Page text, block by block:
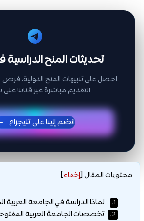
تحديثات المنح
احصل على تنبيهات المنح الدولية، فرص
التقديم مباشرة عبر قناتنا على
انضم إلينا على تليجرام
محتويات المقال[إخفاء]
1. لماذا الدراسة في الجامعة العربية
2. تخصصات الجامعة العربية